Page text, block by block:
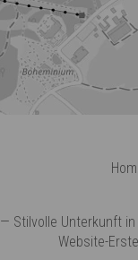
— Stilvolle Unterkunft
Website-